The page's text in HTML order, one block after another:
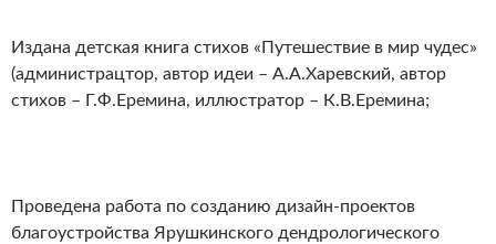
Издана детская книга стихов «Путешествие в мир чудес»
(администрацтор, автор идеи – А.А.Харевский, автор
стихов – Г.Ф.Еремина, иллюстратор – К.В.Еремина;
Проведена работа по созданию дизайн-проектов
благоустройства Ярушкинского дендрологического